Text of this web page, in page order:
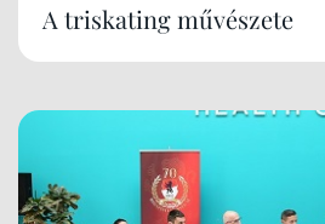
A triskating művészete